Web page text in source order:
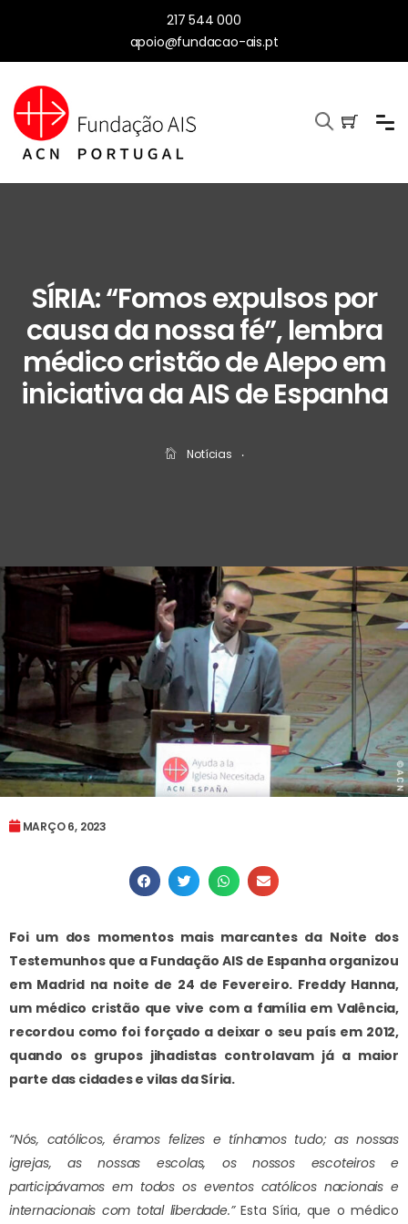
217 544 000
apoio@fundacao-ais.pt
SÍRIA: “Fomos expulsos por
causa da nossa fé”, lembra
médico cristão de Alepo em
iniciativa da AIS de Espanha
Notícias ‧
MARÇO 6, 2023
Foi um dos momentos mais marcantes da Noite dos
Testemunhos que a Fundação AIS de Espanha organizou
em Madrid na noite de 24 de Fevereiro. Freddy Hanna,
um médico cristão que vive com a família em Valência,
recordou como foi forçado a deixar o seu país em 2012,
quando os grupos jihadistas controlavam já a maior
parte das cidades e vilas da Síria.
“Nós, católicos, éramos felizes e tínhamos tudo; as nossas
igrejas, as nossas escolas, os nossos escoteiros e
participávamos em todos os eventos católicos nacionais e
internacionais com total liberdade.”Esta Síria, que o médico